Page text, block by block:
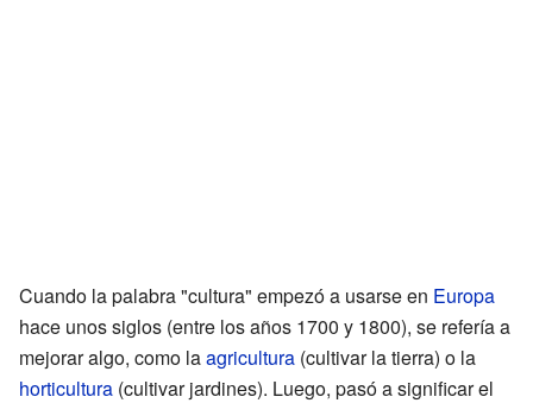
Cuando la palabra "cultura" empezó a usarse en Europa
hace unos siglos (entre los años 1700 y 1800), se refería a
mejorar algo, como laagricultura (cultivar la tierra) o la
horticultura (cultivar jardines). Luego, pasó a significar el